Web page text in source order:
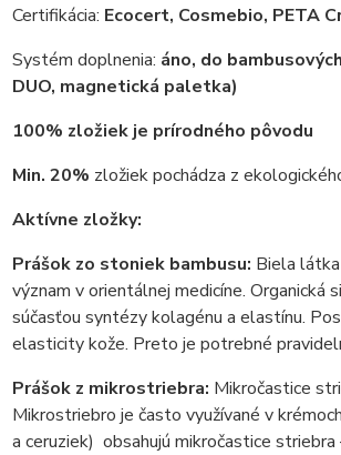
Certifikácia: Ecocert, Cosmebio, PETA
Systém doplnenia: áno, do
DUO, magnetická paletka)
100% zložiek je prírodného pôvodu
Min. 20% zložiek pochádza z
Aktívne zložky:
Prášok zo stoniek bambusu: Biela
význam v orientálnej medicíne. Organická
súčasťou syntézy kolagénu a elastínu.
elasticity kože. Preto je potrebné
Prášok z mikrostriebra: Mikročastice
Mikrostriebro je často využívané v
a ceruziek) obsahujú mikročastice